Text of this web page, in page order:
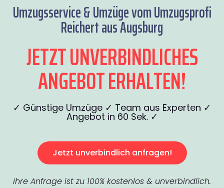
Umzugsservice & Umzüge vom Umzugsprofi
Reichert aus Augsburg
JETZT UNVERBINDLICHES
ANGEBOT ERHALTEN!
✓ Günstige Umzüge ✓ Team aus Experten ✓
Angebot in 60 Sek. ✓
Jetzt unverbindlich anfragen!
Ihre Anfrage ist zu 100% kostenlos & unverbindlich.